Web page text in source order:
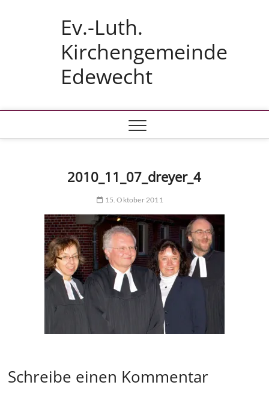
Ev.-Luth.
Kirchengemeinde
Edewecht
2010_11_07_dreyer_4
15. Oktober 2011
Schreibe einen Kommentar